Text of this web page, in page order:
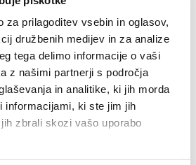
za prilagoditev vsebin in oglasov,
družbenih medijev in za analize
tega delimo informacije o vaši
z našimi partnerji s področja
in analitike, ki jih morda
informacijami, ki ste jim jih
zbrali skozi vašo uporabo
(0)5 37 266 00
idrija-